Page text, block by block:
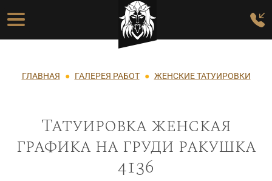
Перейти к основному содержанию
Основная навигация
Строка навигации
ГЛАВНАЯ ГАЛЕРЕЯ РАБОТ ЖЕНСКИЕ ТАТУИРОВКИ
Татуировка женская
графика на груди ракушка
4136